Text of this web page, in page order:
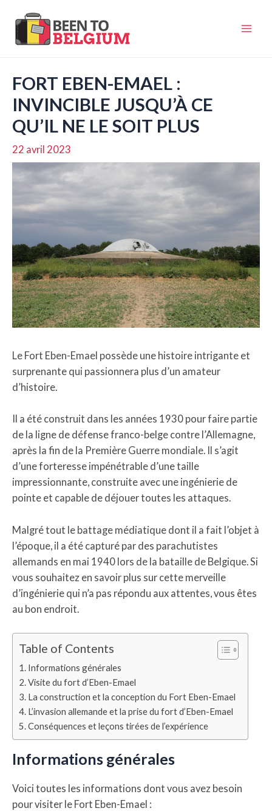
contenu
FORT EBEN-EMAEL :
INVINCIBLE JUSQU’À CE
QU’IL NE LE SOIT PLUS
22 avril 2023
Le Fort Eben-Emael possède une histoire intrigante et
surprenante qui passionnera plus d’un amateur
d’histoire.
Il a été construit dans les années 1930 pour faire partie
de la ligne de défense franco-belge contre l’Allemagne,
après la fin de la Première Guerre mondiale. Il s’agit
d’une forteresse impénétrable d’une taille
impressionnante, construite avec une ingénierie de
pointe et capable de déjouer toutes les attaques.
Malgré tout le battage médiatique dont il a fait l’objet à
l’époque, il a été capturé par des parachutistes
allemands en mai 1940 lors de la bataille de Belgique. Si
vous souhaitez en savoir plus sur cette merveille
d’ingénierie qui n’a pas répondu aux attentes, vous êtes
au bon endroit.
Table of Contents
Informations générales
Visite du fort d’Eben-Emael
La construction et la conception du Fort Eben-Emael
L’invasion allemande et la prise du fort d’Eben-Emael
Conséquences et leçons tirées de l’expérience
Informations générales
Voici toutes les informations dont vous avez besoin
pour visiter le Fort Eben-Emael :